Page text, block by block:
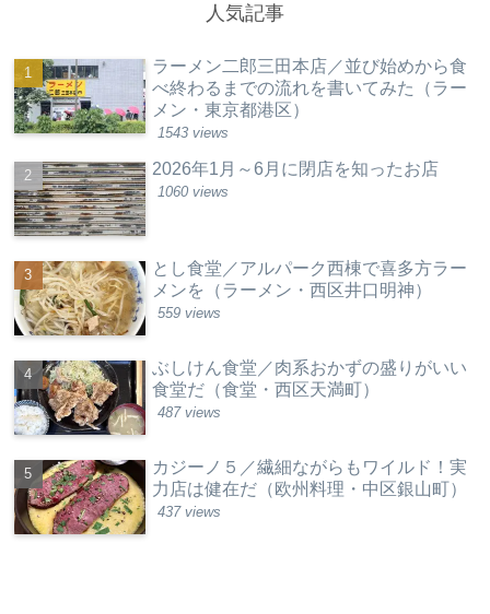
人気記事
ラーメン二郎三田本店／並び始めから食
べ終わるまでの流れを書いてみた（ラー
メン・東京都港区）
1543 views
2026年1月～6月に閉店を知ったお店
1060 views
とし食堂／アルパーク西棟で喜多方ラー
メンを（ラーメン・西区井口明神）
559 views
ぶしけん食堂／肉系おかずの盛りがいい
食堂だ（食堂・西区天満町）
487 views
カジーノ５／繊細ながらもワイルド！実
力店は健在だ（欧州料理・中区銀山町）
437 views